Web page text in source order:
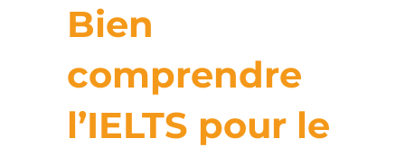
Bien
comprendre
l’IELTS pour le